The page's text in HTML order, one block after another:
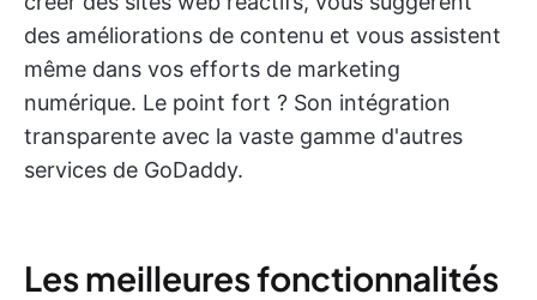
des améliorations de contenu et vous assistent
même dans vos efforts de marketing
numérique. Le point fort ? Son intégration
transparente avec la vaste gamme d'autres
services de GoDaddy.
Les meilleures fonctionnalités